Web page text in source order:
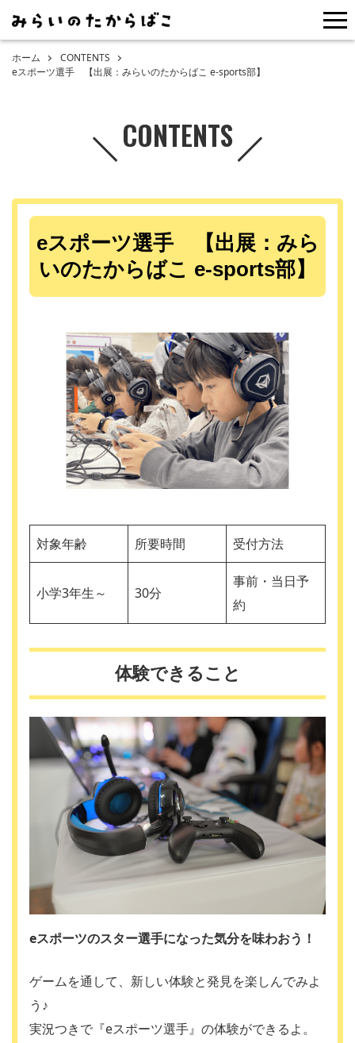
ホーム
CONTENTS
eスポーツ選手 【出展：みらいのたからばこ e-sports部】
CONTENTS
eスポーツ選手 【出展：みら
いのたからばこ e-sports部】
対象年齢 所要時間 受付方法
小学3年生～ 30分
事前・当日予
約
体験できること
eスポーツのスター選手になった気分を味わおう！
ゲームを通して、新しい体験と発見を楽しんでみよ
う♪
実況つきで『eスポーツ選手』の体験ができるよ。